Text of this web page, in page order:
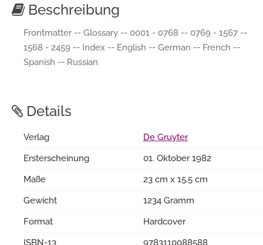
Beschreibung
Frontmatter -- Glossary -- 0001 - 0768 -- 0769 - 1567 --
1568 - 2459 -- Index -- English -- German -- French --
Spanish -- Russian
Details
Verlag
De Gruyter
Ersterscheinung
01. Oktober 1982
Maße
23 cm x 15.5 cm
Gewicht
1234 Gramm
Format
Hardcover
ISBN-13
9783110088588